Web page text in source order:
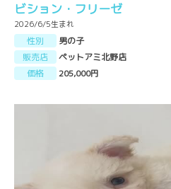
ビション・フリーゼ
2026/6/5生まれ
性別
男の子
販売店
ペットアミ北野店
価格
205,000円